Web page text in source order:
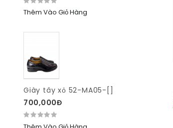
Thêm Vào Giỏ Hàng
Giày tây xỏ 52-MA05-[]
700,000Đ